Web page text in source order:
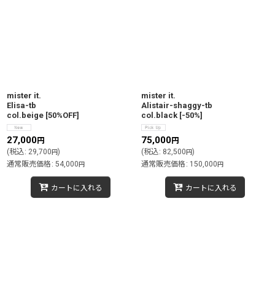
mister it.
Elisa-tb
col.beige [50%OFF]
27,000円
(税込: 29,700円)
通常販売価格 : 54,000円
カートに入れる
mister it.
Alistair-shaggy-tb
col.black [-50%]
75,000円
(税込: 82,500円)
通常販売価格 : 150,000円
カートに入れる